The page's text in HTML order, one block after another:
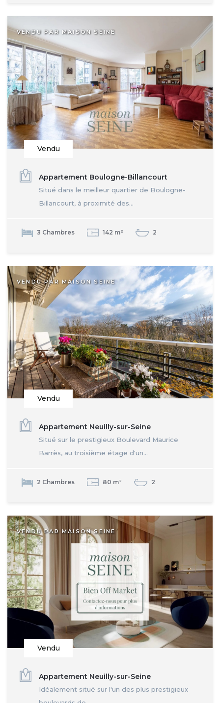
VENDU PAR MAISON SEINE
Vendu
Appartement Boulogne-Billancourt
Situé dans le meilleur quartier de Boulogne-
Billancourt, à proximité des...
3 Chambres 142 m² 2
VENDU PAR MAISON SEINE
Vendu
Appartement Neuilly-sur-Seine
Situé sur le prestigieux Boulevard Maurice
Barrès, au troisième étage d'un...
2 Chambres 80 m² 2
VENDU PAR MAISON SEINE
Vendu
Appartement Neuilly-sur-Seine
Idéalement situé sur l'un des plus prestigieux